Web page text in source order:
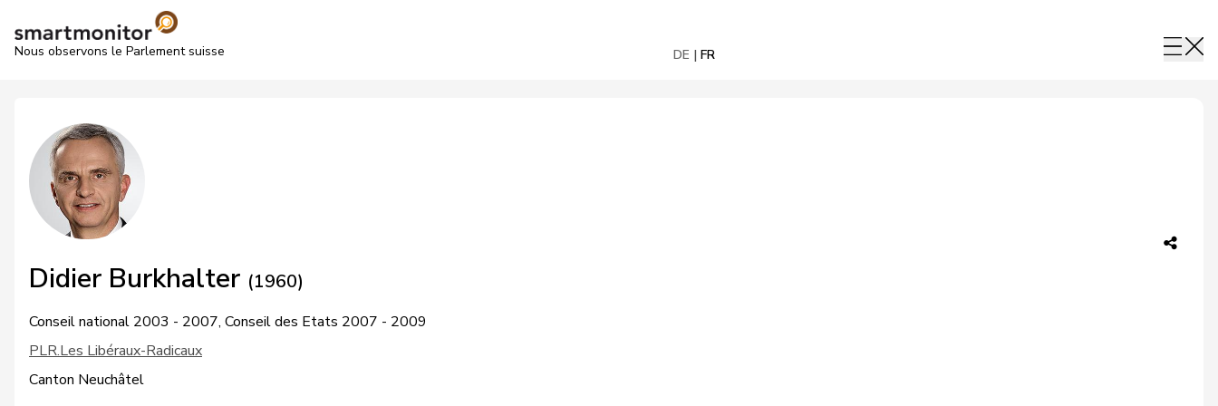
Nous observons le Parlement suisse DE FR
Didier Burkhalter (1960)
Conseil national 2003 - 2007, Conseil des Etats 2007 - 2009
PLR.Les Libéraux-Radicaux
Canton Neuchâtel